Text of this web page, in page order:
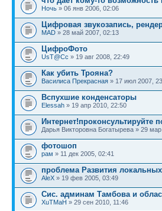
Ночь » 06 янв 2006, 02:06
Цифровая звукозапись,
MAD » 28 май 2007, 02:13
ЦифроФото
UsT@Cc » 19 авг 2008, 22:49
Как убить Трояна?
Василиса Прекрасная » 17 июл 2007,
Вспухшие конденсаторы
Elessah » 19 апр 2010, 22:50
Интернет!проконсультируйте
Дарья Викторовна Богатырева » 29
фотошоп
рам » 11 дек 2005, 02:41
проблема Развития
AleX » 19 фев 2005, 03:49
Сис. админам Тамбова и
XuTMaH » 29 сен 2010, 11:46